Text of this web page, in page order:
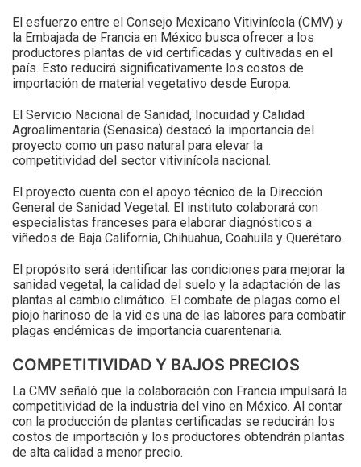
El esfuerzo entre el Consejo Mexicano Vitivinícola (CMV) y
la Embajada de Francia en México busca ofrecer a los
productores plantas de vid certificadas y cultivadas en el
país. Esto reducirá significativamente los costos de
importación de material vegetativo desde Europa.
El Servicio Nacional de Sanidad, Inocuidad y Calidad
Agroalimentaria (Senasica) destacó la importancia del
proyecto como un paso natural para elevar la
competitividad del sector vitivinícola nacional.
El proyecto cuenta con el apoyo técnico de la Dirección
General de Sanidad Vegetal. El instituto colaborará con
especialistas franceses para elaborar diagnósticos a
viñedos de Baja California, Chihuahua, Coahuila y Querétaro.
El propósito será identificar las condiciones para mejorar la
sanidad vegetal, la calidad del suelo y la adaptación de las
plantas al cambio climático. El combate de plagas como el
piojo harinoso de la vid es una de las labores para combatir
plagas endémicas de importancia cuarentenaria.
COMPETITIVIDAD Y BAJOS PRECIOS
La CMV señaló que la colaboración con Francia impulsará la
competitividad de la industria del vino en México. Al contar
con la producción de plantas certificadas se reducirán los
costos de importación y los productores obtendrán plantas
de alta calidad a menor precio.